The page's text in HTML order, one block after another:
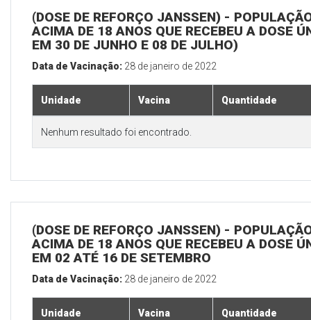
(DOSE DE REFORÇO JANSSEN) -
ACIMA DE 18 ANOS QUE RECEBEU A DOSE
EM 30 DE JUNHO E 08 DE JULHO)
Data de Vacinação: 28 de janeiro de 2022
Unidade Vacina Quantidade
Nenhum resultado foi encontrado.
(DOSE DE REFORÇO JANSSEN) -
ACIMA DE 18 ANOS QUE RECEBEU A DOSE
EM 02 ATÉ 16 DE SETEMBRO
Data de Vacinação: 28 de janeiro de 2022
Unidade Vacina Quantidade